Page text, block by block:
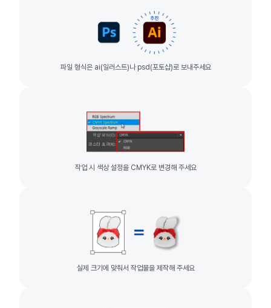
파일 형식은 ai(일러스트)나 psd(포토샵)로 보내주세요
작업 시 색상 설정을 CMYK로 변경해 주세요
실제 크기에 맞춰서 작업물을 제작해 주세요